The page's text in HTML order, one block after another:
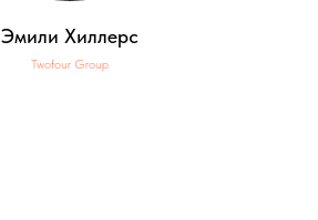
Эмили Хиллерс
Twofour Group